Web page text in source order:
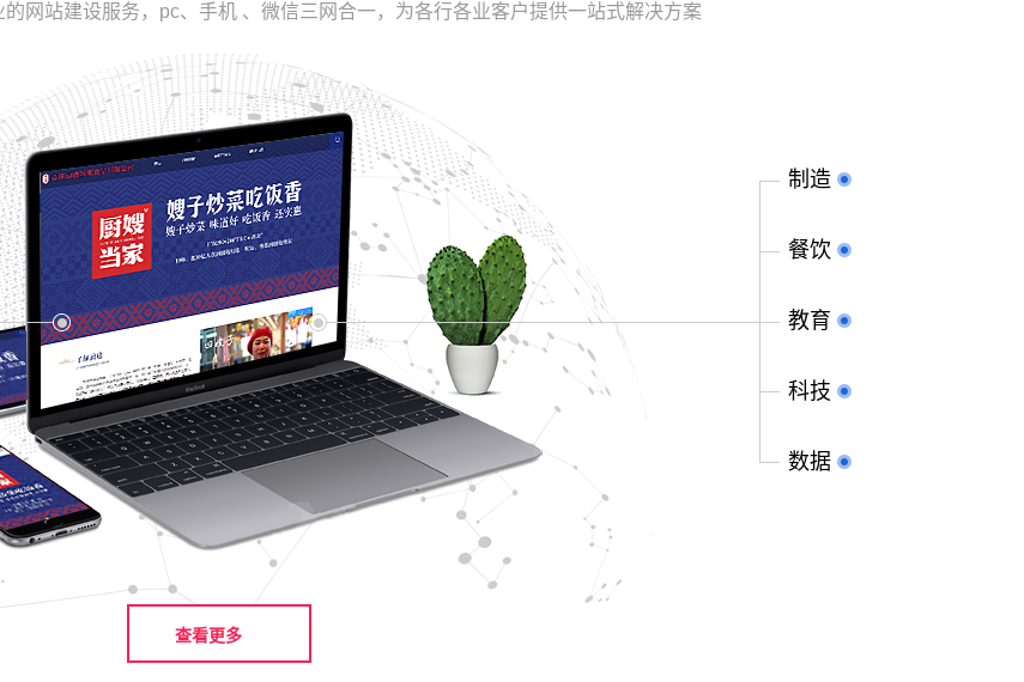
网站建设服务，pc、手机 、微信三网合一，为各行各业客户提供一站式解决方案
制造
餐饮
教育
科技
数据
查看更多